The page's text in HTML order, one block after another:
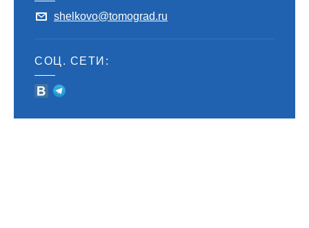
shelkovo@tomograd.ru
СОЦ. СЕТИ: